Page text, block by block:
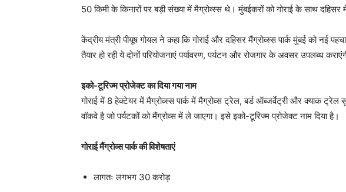
50 किमी के किनारों पर बड़ी संख्या में मैग्रोव्स्स थे। मुंबईकरों को गोराई के साथ दहिसर में
केंद्रीय मंत्री पीयूष गोयल ने कहा कि गोराई और दहिसर मैंग्रोव्स्स पार्क मुंबई को नई
तैयार हो रही ये दोनों परियोजनाएं पर्यावरण, पर्यटन और रोजगार के अवसर उपलब्ध
इको-टूरिज्म प्रोजेक्ट का दिया गया नाम
गोराई में 8 हेक्टेयर में मैग्रोव्स्स पार्क में मैग्रोव्स ट्रेल, बर्ड ऑब्जर्वेट्री और क्याक
वॉकवे है जो पर्यटकों को मैंग्रोव्स में ले जाएगा। इसे इको-टूरिज्म प्रोजेक्ट नाम दिया है।
गोराई मैंग्रोव्स पार्क की विशेषताएं
लागतः लगभग 30 करोड़